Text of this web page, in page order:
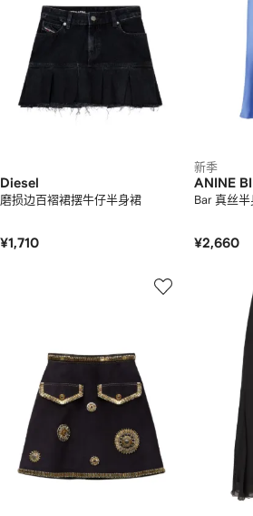
Diesel
磨损边百褶裙摆牛仔半身裙
¥1,710
新季
ANINE
Bar 真丝半
¥2,660